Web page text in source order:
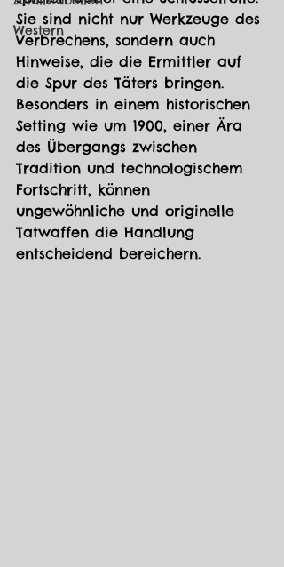
Western
Sie sind nicht nur Werkzeuge des
Verbrechens, sondern auch
Hinweise, die die Ermittler auf
die Spur des Täters bringen.
Besonders in einem historischen
Setting wie um 1900, einer Ära
des Übergangs zwischen
Tradition und technologischem
Fortschritt, können
ungewöhnliche und originelle
Tatwaffen die Handlung
entscheidend bereichern.